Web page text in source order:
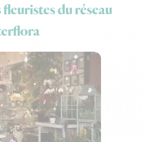
du réseau